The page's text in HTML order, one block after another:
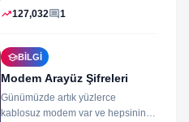
oyun izleyenler ve oynayanlar...
trending_up127,032comment1
schoolBILGI
Modem Arayüz Şifreleri
Günümüzde artık yüzlerce
kablosuz modem var ve hepsinin